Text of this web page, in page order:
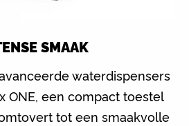
SMAAK
waterdispensers
ONE, een compact toestel
tot een smaakvolle